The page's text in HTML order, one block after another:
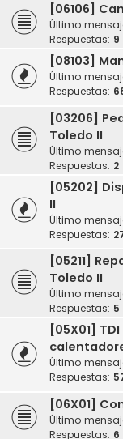
[06106]
Último
Respuestas: 9
[08103]
Último
Respuestas:
[03206]
Toledo II
Último
Respuestas: 2
[05202]
II
Último
Respuestas:
[05211]
Toledo II
Último
Respuestas: 5
[05X01]
Último
Respuestas:
[06X01]
Último
Respuestas: 6